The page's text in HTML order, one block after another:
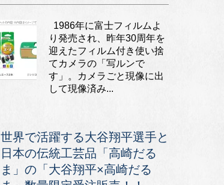
1986年に富士フィルムよ
り発売され、昨年30周年を
迎えたフィルム付き使い捨
てカメラの「写ルンで
す」。カメラごと現像に出
して現像済み...
世界で活躍する大谷翔平選手と
日本の伝統工芸品「高崎だる
ま」の「大谷翔平×高崎だる